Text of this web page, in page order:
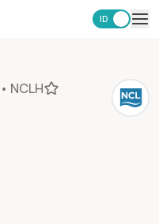
EN
ID
• NCLH